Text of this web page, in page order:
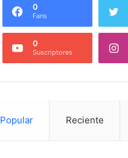
0
Fans
0
Suscriptores
Popular Reciente